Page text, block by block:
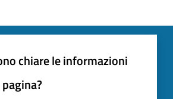
chiare le informazioni